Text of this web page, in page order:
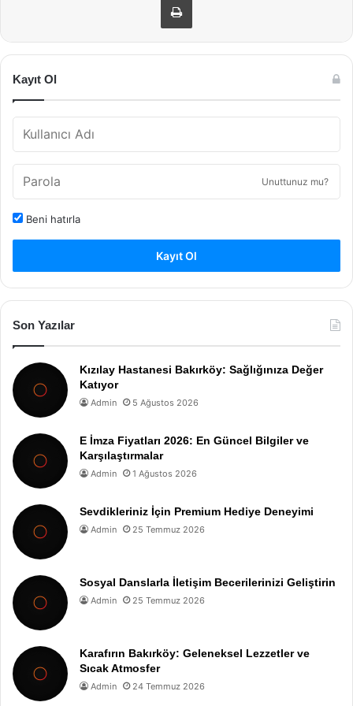
Kayıt Ol
Unuttunuz mu?
Beni hatırla
Kayıt Ol
Son Yazılar
Kızılay Hastanesi Bakırköy: Sağlığınıza Değer
Katıyor
Admin 5 Ağustos 2026
E İmza Fiyatları 2026: En Güncel Bilgiler ve
Karşılaştırmalar
Admin 1 Ağustos 2026
Sevdikleriniz İçin Premium Hediye Deneyimi
Admin 25 Temmuz 2026
Sosyal Danslarla İletişim Becerilerinizi Geliştirin
Admin 25 Temmuz 2026
Karafırın Bakırköy: Geleneksel Lezzetler ve
Sıcak Atmosfer
Admin 24 Temmuz 2026